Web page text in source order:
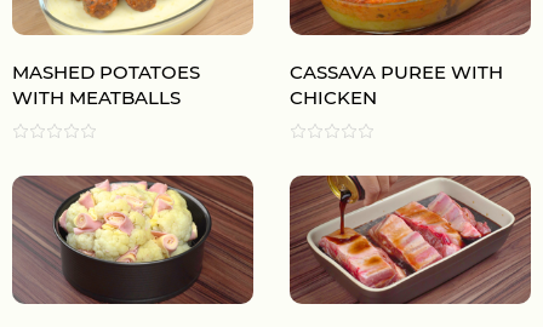
MASHED POTATOES
WITH MEATBALLS
CASSAVA PUREE WITH
CHICKEN